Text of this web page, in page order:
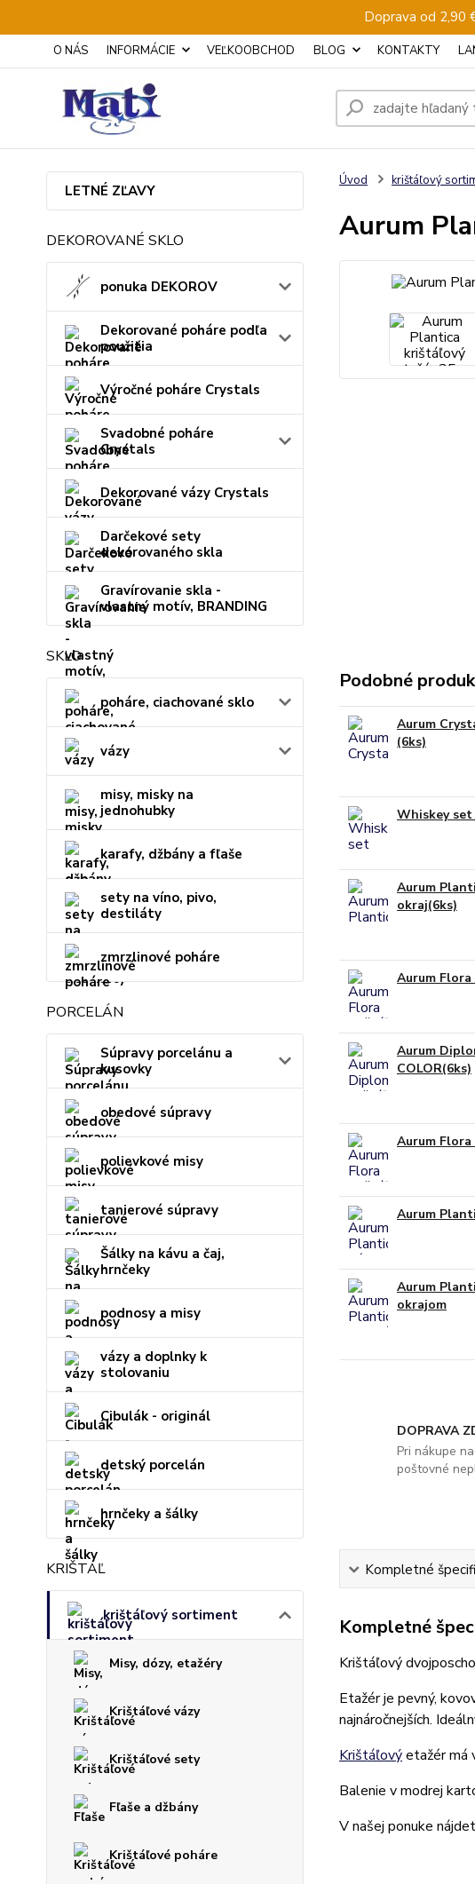
Doprava od 2,90
O NÁS INFORMÁCIE VEĽKOOBCHOD BLOG KONTAKTY
LETNÉ ZĽAVY
DEKOROVANÉ SKLO
ponuka DEKOROV
Dekorované poháre podľa
použitia
Výročné poháre Crystals
Svadobné poháre
Crystals
Dekorované vázy Crystals
Darčekové sety
dekorovaného skla
Gravírovanie skla -
vlastný motív, BRANDING
SKLO
poháre, ciachované sklo
vázy
misy, misky na
jednohubky
karafy, džbány a fľaše
sety na víno, pivo,
destiláty
zmrzlinové poháre
PORCELÁN
Súpravy porcelánu a
kusovky
obedové súpravy
polievkové misy
tanierové súpravy
Šálky na kávu a čaj,
hrnčeky
podnosy a misy
vázy a doplnky k
stolovaniu
Cibulák - originál
detský porcelán
hrnčeky a šálky
KRIŠTÁĽ
krištáľový sortiment
Misy, dózy, etažéry
Krištáľové vázy
Krištáľové sety
Fľaše a džbány
Krištáľové poháre
Úvod krištáľový
Aurum
Podobné
Aurum
(6ks)
Whiskey
Aurum
okraj(6ks)
Aurum Flora
Aurum
COLOR(6ks)
Aurum
Aurum
Aurum
okrajom
DOPRAVA
Pri nákupe
poštovné
Kompletné
Kompletné
Krištáľový
Etažér je pevný,
najnáročnejších.
Krištáľovýetažér má
Balenie v modrej
V našej ponuke